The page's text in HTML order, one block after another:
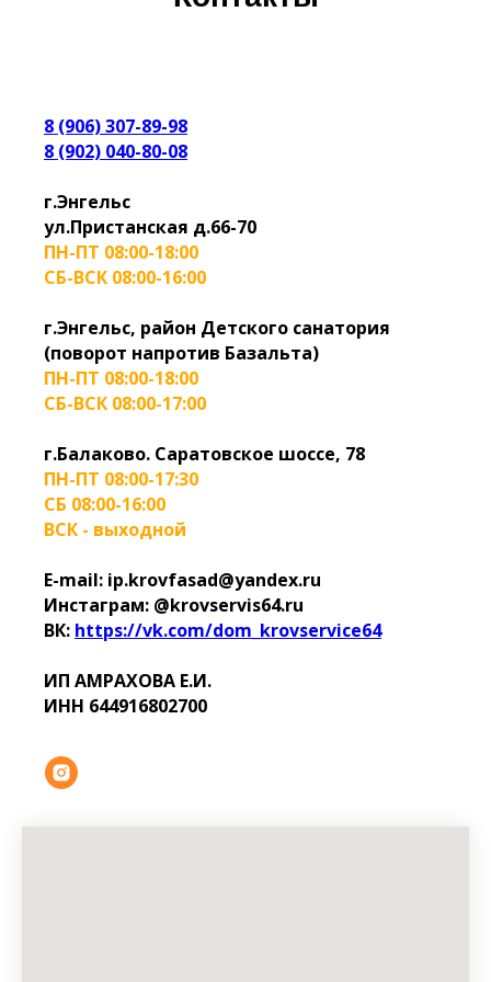
8 (906) 307-89-98
8 (902) 040-80-08
г.Энгельс
ул.Пристанская д.66-70
ПН-ПТ 08:00-18:00
СБ-ВСК 08:00-16:00
г.Энгельс, район Детского санатория
(поворот напротив Базальта)
ПН-ПТ 08:00-18:00
СБ-ВСК 08:00-17:00
г.Балаково. Саратовское шоссе, 78
ПН-ПТ 08:00-17:30
СБ 08:00-16:00
ВСК - выходной
E-mail: ip.krovfasad@yandex.ru
Инстаграм: @krovservis64.ru
ВК: https://vk.com/dom_krovservice64
ИП АМРАХОВА Е.И.
ИНН 644916802700